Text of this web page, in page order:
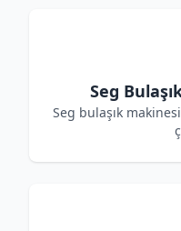
Seg
Seg bulaşık